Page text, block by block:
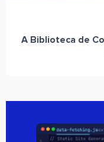
A Biblioteca de